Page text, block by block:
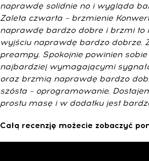
naprawdę solidnie no i wygląda
Zaleta czwarta – brzmienie
naprawdę bardzo dobre i brzmi to
wyjściu naprawdę bardzo dobrze.
preampy. Spokojnie powinien
najbardziej wymagającymi
oraz brzmią naprawdę bardzo
szósta – oprogramowanie.
prostu masę i w dodatku jest
Całą recenzję możecie zobaczyć